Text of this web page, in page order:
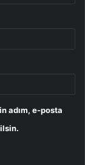
adım, e-posta